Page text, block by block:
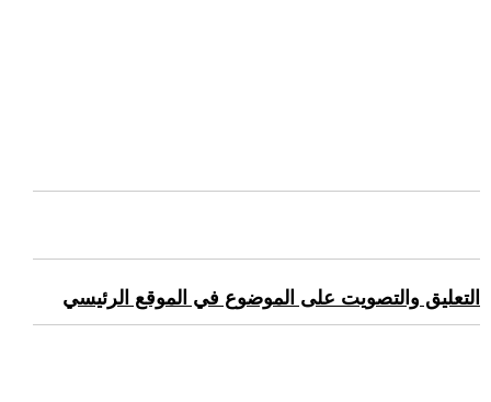
التعليق والتصويت على الموضوع في الموقع الرئيسي